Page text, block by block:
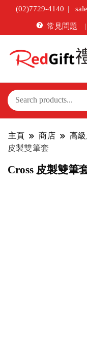
(02)7729-4140
常見問題
主頁 商店 高
皮製雙筆套
Cross 皮製雙筆